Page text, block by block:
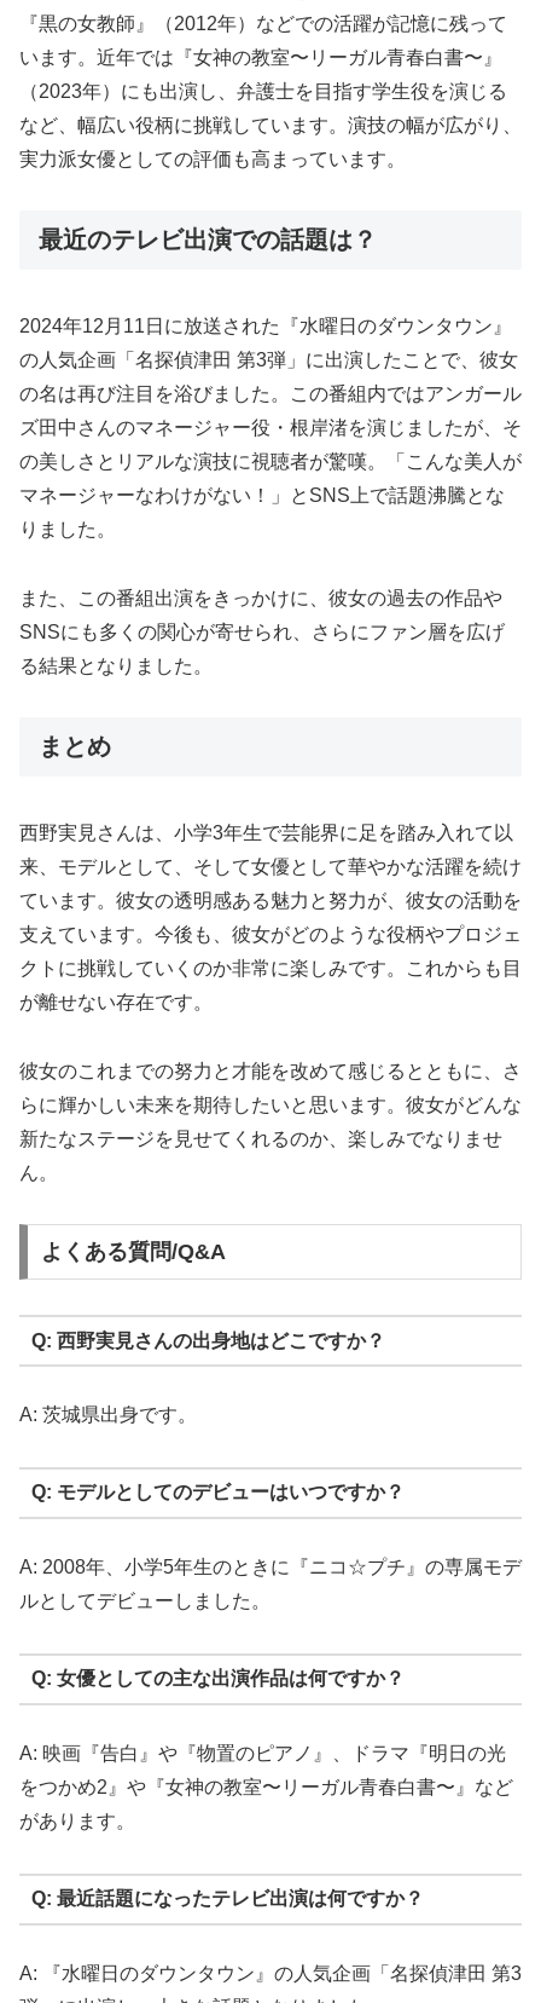
『黒の女教師』（2012年）などでの活躍が記憶に残って
います。近年では『女神の教室〜リーガル青春白書〜』
（2023年）にも出演し、弁護士を目指す学生役を演じる
など、幅広い役柄に挑戦しています。演技の幅が広がり、
実力派女優としての評価も高まっています。
最近のテレビ出演での話題は？
2024年12月11日に放送された『水曜日のダウンタウン』
の人気企画「名探偵津田 第3弾」に出演したことで、彼女
の名は再び注目を浴びました。この番組内ではアンガール
ズ田中さんのマネージャー役・根岸渚を演じましたが、そ
の美しさとリアルな演技に視聴者が驚嘆。「こんな美人が
マネージャーなわけがない！」とSNS上で話題沸騰とな
りました。
また、この番組出演をきっかけに、彼女の過去の作品や
SNSにも多くの関心が寄せられ、さらにファン層を広げ
る結果となりました。
まとめ
西野実見さんは、小学3年生で芸能界に足を踏み入れて以
来、モデルとして、そして女優として華やかな活躍を続け
ています。彼女の透明感ある魅力と努力が、彼女の活動を
支えています。今後も、彼女がどのような役柄やプロジェ
クトに挑戦していくのか非常に楽しみです。これからも目
が離せない存在です。
彼女のこれまでの努力と才能を改めて感じるとともに、さ
らに輝かしい未来を期待したいと思います。彼女がどんな
新たなステージを見せてくれるのか、楽しみでなりませ
ん。
よくある質問/Q&A
Q: 西野実見さんの出身地はどこですか？
A: 茨城県出身です。
Q: モデルとしてのデビューはいつですか？
A: 2008年、小学5年生のときに『ニコ☆プチ』の専属モデ
ルとしてデビューしました。
Q: 女優としての主な出演作品は何ですか？
A: 映画『告白』や『物置のピアノ』、ドラマ『明日の光
をつかめ2』や『女神の教室〜リーガル青春白書〜』など
があります。
Q: 最近話題になったテレビ出演は何ですか？
A: 『水曜日のダウンタウン』の人気企画「名探偵津田 第3